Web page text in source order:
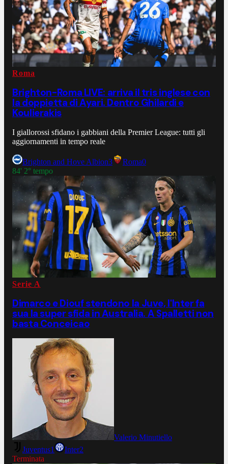
Roma
Brighton-Roma LIVE: arriva il tris inglese con
la doppietta di Ayari. Dentro Ghilardi e
Koulierakis
I giallorossi sfidano i gabbiani della Premier League: tutti gli
aggiornamenti in tempo reale
Brighton and Hove Albion3 Roma0
84' 2° tempo
Serie A
Dimarco e Diouf stendono la Juve, l'Inter fa
sua la super sfida in Australia. A Spalletti non
basta Conceicao
Valerio Minutiello
Juventus1 Inter2
Terminata